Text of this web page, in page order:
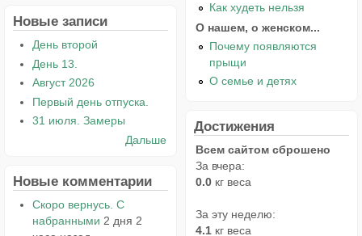
Новые записи
День второй
День 13.
Август 2026
Первый день отпуска.
31 июля. Замеры
Дальше
Новые комментарии
Скоро вернусь. С
набранными 2 дня 2
Как худеть нельзя
О нашем, о женском...
Почему появляются
прыщи
О семье и детях
Достижения
Всем сайтом сброшено
За вчера:
0.0 кг веса
За эту неделю:
4.1 кг веса